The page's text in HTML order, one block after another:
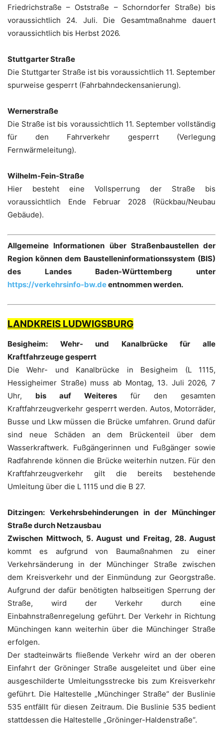
Friedrichstraße – Oststraße – Schorndorfer Straße) bis
voraussichtlich 24. Juli. Die Gesamtmaßnahme dauert
voraussichtlich bis Herbst 2026.
Stuttgarter Straße
Die Stuttgarter Straße ist bis voraussichtlich 11. September
spurweise gesperrt (Fahrbahndeckensanierung).
Wernerstraße
Die Straße ist bis voraussichtlich 11. September vollständig
für den Fahrverkehr gesperrt (Verlegung
Fernwärmeleitung).
Wilhelm-Fein-Straße
Hier besteht eine Vollsperrung der Straße bis
voraussichtlich Ende Februar 2028 (Rückbau/Neubau
Gebäude).
Allgemeine Informationen über Straßenbaustellen der
Region können dem Baustelleninformationssystem (BIS)
des Landes Baden-Württemberg unter
https://verkehrsinfo-bw.deentnommen werden.
LANDKREIS LUDWIGSBURG
Besigheim: Wehr- und Kanalbrücke für alle
Kraftfahrzeuge gesperrt
Die Wehr- und Kanalbrücke in Besigheim (L 1115,
Hessigheimer Straße) muss ab Montag, 13. Juli 2026, 7
Uhr, bis auf Weiteres für den gesamten
Kraftfahrzeugverkehr gesperrt werden. Autos, Motorräder,
Busse und Lkw müssen die Brücke umfahren. Grund dafür
sind neue Schäden an dem Brückenteil über dem
Wasserkraftwerk. Fußgängerinnen und Fußgänger sowie
Radfahrende können die Brücke weiterhin nutzen. Für den
Kraftfahrzeugverkehr gilt die bereits bestehende
Umleitung über die L 1115 und die B 27.
Ditzingen: Verkehrsbehinderungen in der Münchinger
Straße durch Netzausbau
Zwischen Mittwoch, 5. August und Freitag, 28. August
kommt es aufgrund von Baumaßnahmen zu einer
Verkehrsänderung in der Münchinger Straße zwischen
dem Kreisverkehr und der Einmündung zur Georgstraße.
Aufgrund der dafür benötigten halbseitigen Sperrung der
Straße, wird der Verkehr durch eine
Einbahnstraßenregelung geführt. Der Verkehr in Richtung
Münchingen kann weiterhin über die Münchinger Straße
erfolgen.
Der stadteinwärts fließende Verkehr wird an der oberen
Einfahrt der Gröninger Straße ausgeleitet und über eine
ausgeschilderte Umleitungsstrecke bis zum Kreisverkehr
geführt. Die Haltestelle „Münchinger Straße“ der Buslinie
535 entfällt für diesen Zeitraum. Die Buslinie 535 bedient
stattdessen die Haltestelle „Gröninger-Haldenstraße“.